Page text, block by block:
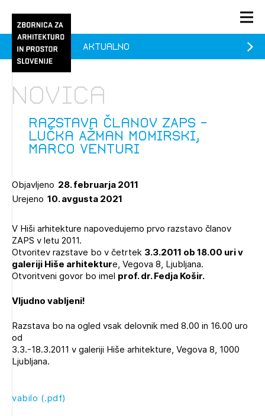
PRIJAVA
Članstvo
O ZAPS
1/1
Pozdravljeni
PRIJAVITE SE
REGISTRIRAJTE SE
Razstava članov ZAPS -
Lučka Ažman Momirski,
Marco Venturi
Novica
Aktualno
Objavljeno 28. februarja 2011
Urejeno 10. avgusta 2021
V Hiši arhitekture napovedujemo prvo razstavo članov
ZAPS v letu 2011.
Otvoritev razstave bo v četrtek 3.3.2011 ob 18.00 uriv
galeriji Hiše arhitekture, Vegova 8, Ljubljana.
Otvoritveni govor bo imel prof. dr. Fedja Košir.
Vljudno vabljeni!
Razstava bo na ogled vsak delovnik med 8.00 in 16.00 uro
od
3.3.-18.3.2011 v galeriji Hiše arhitekture, Vegova 8, 1000
Ljubljana.
vabilo (.pdf)
1/2
Prijava na novičnik
Novičnike vam bomo pošiljali na vaš elektronski naslov.
Mesečni novičnik
Novičnik izobraževanj
Novičnik natečajev